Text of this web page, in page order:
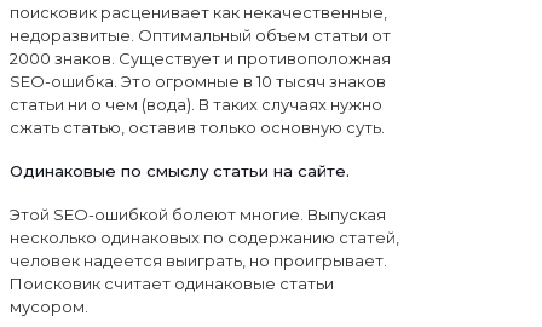
поисковик расценивает как некачественные,
недоразвитые. Оптимальный объем статьи от
2000 знаков. Существует и противоположная
SEO-ошибка. Это огромные в 10 тысяч знаков
статьи ни о чем (вода). В таких случаях нужно
сжать статью, оставив только основную суть.
Одинаковые по смыслу статьи на сайте.
Этой SEO-ошибкой болеют многие. Выпуская
несколько одинаковых по содержанию статей,
человек надеется выиграть, но проигрывает.
Поисковик считает одинаковые статьи
мусором.